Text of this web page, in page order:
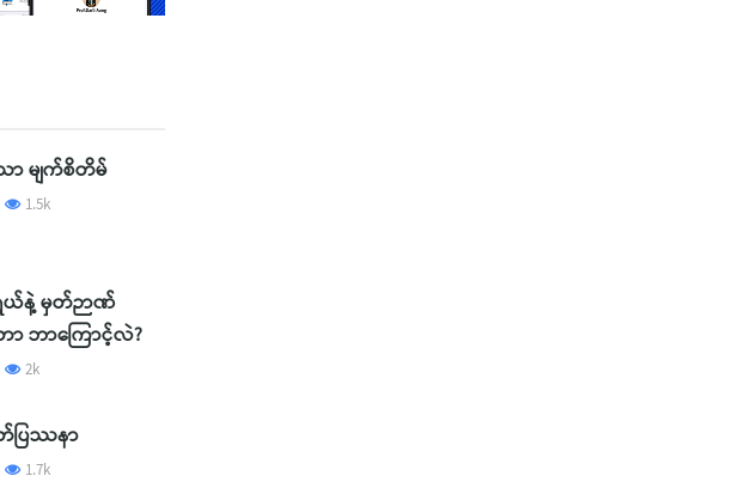
ာ မျက်စိတိမ်
1.5k
နဲ့ မှတ်ဉာဏ်
ာ ဘာကြောင့်လဲ?
2k
ပြဿနာ
1.7k